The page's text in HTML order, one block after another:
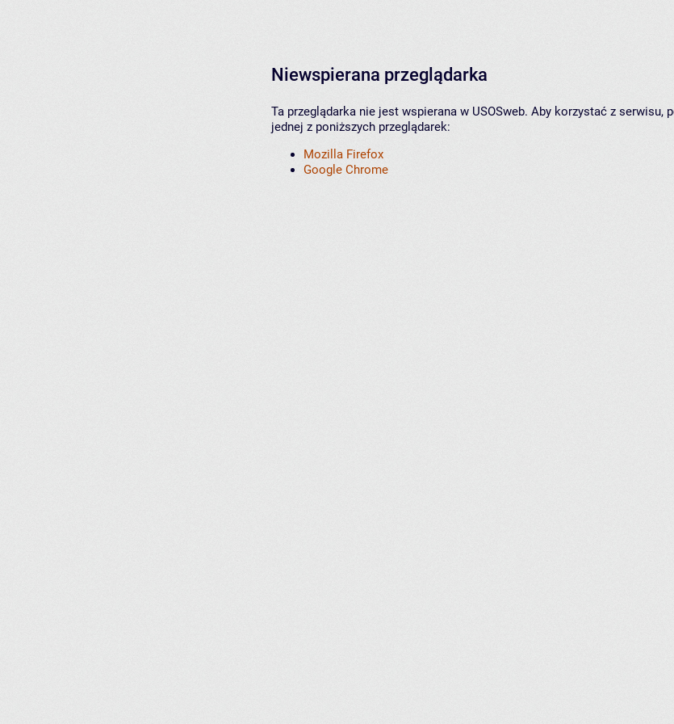
Niewspierana przeglądarka
Ta przeglądarka nie jest wspierana w USOSweb. Aby korzystać z serwisu,
jednej z poniższych przeglądarek:
Mozilla Firefox
Google Chrome